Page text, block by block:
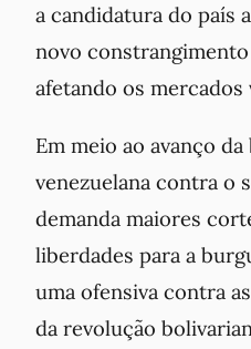
a candidatura do país
novo
afetando os mercados
Em meio ao avanço
venezuelana contra o
demanda maiores
liberdades para a
uma ofensiva contra
da revolução